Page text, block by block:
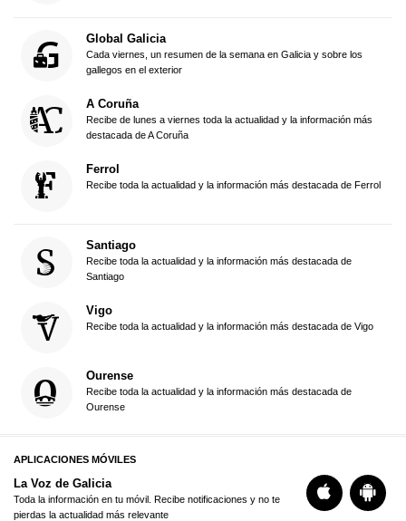
Global Galicia
Cada viernes, un resumen de la semana en Galicia y sobre los
gallegos en el exterior
A Coruña
Recibe de lunes a viernes toda la actualidad y la información más
destacada de A Coruña
Ferrol
Recibe toda la actualidad y la información más destacada de Ferrol
Santiago
Recibe toda la actualidad y la información más destacada de
Santiago
Vigo
Recibe toda la actualidad y la información más destacada de Vigo
Ourense
Recibe toda la actualidad y la información más destacada de
Ourense
APLICACIONES MÓVILES
La Voz de Galicia
Toda la información en tu móvil. Recibe notificaciones y no te
pierdas la actualidad más relevante